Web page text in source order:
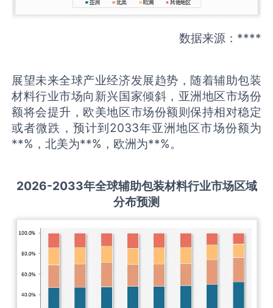
数据来源：****
展望未来全球产业经济发展趋势，随着辅助包装
材料行业市场向新兴国家倾斜，亚洲地区市场份
额将会提升，欧美地区市场份额则保持相对稳定
或者微跌，预计到2033年亚洲地区市场份额为
**%，北美为**%，欧洲为**%。
2026-2033年全球辅助包装材料行业市场区域
分布预测